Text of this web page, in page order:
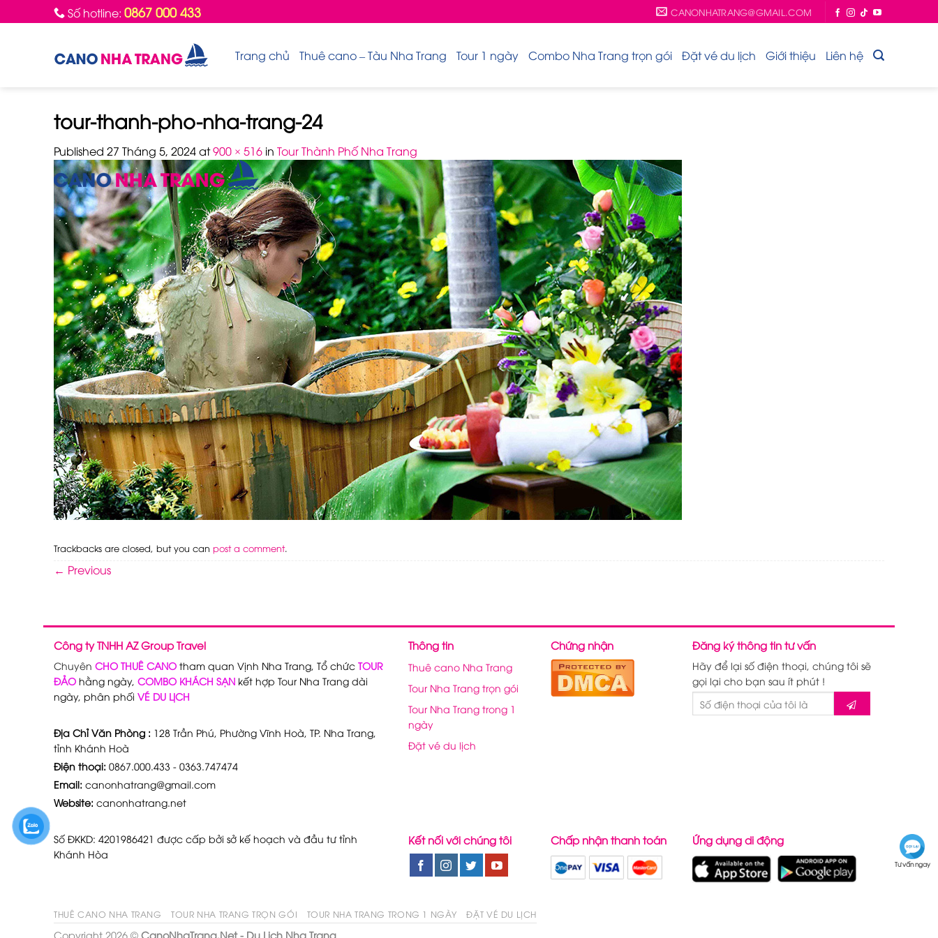
to
Số hotline: 0867 000 433 CANONHATRANG@GMAIL.COM
Trang chủ Thuê cano – Tàu Nha Trang Tour 1 ngày Combo Nha Trang trọn gói Đặt vé du lịch Giới thiệu Liên hệ
tour-thanh-pho-nha-trang-24
Published 27 Tháng 5, 2024at900 × 516 in Tour Thành Phố Nha Trang
Trackbacks are closed, but you can post a comment.
← Previous
Công ty TNHH AZ Group Travel
Chuyên CHO THUÊ CANO tham quan Vịnh Nha Trang, Tổ chức TOUR
ĐẢO hằng ngày, COMBO KHÁCH SẠN kết hợp Tour Nha Trang dài
ngày, phân phối VÉ DU LỊCH
Địa Chỉ Văn Phòng : 128 Trần Phú, Phường Vĩnh Hoà, TP. Nha Trang,
tỉnh Khánh Hoà
Điện thoại: 0867.000.433 - 0363.747474
Email: canonhatrang@gmail.com
Website: canonhatrang.net
Thông tin
Thuê cano Nha Trang
Tour Nha Trang trọn gói
Tour Nha Trang trong 1
ngày
Đặt vé du lịch
Chứng nhận Đăng ký thông tin tư vấn
Hãy để lại số điện thoại, chúng tôi sẽ
gọi lại cho bạn sau ít phút !
Số ĐKKD: 4201986421 được cấp bởi sở kế hoạch và đầu tư tỉnh
Khánh Hòa
Kết nối với chúng tôi Chấp nhận thanh toán Ứng dụng di động
THUÊ CANO NHA TRANG TOUR NHA TRANG TRỌN GÓI TOUR NHA TRANG TRONG 1 NGÀY ĐẶT VÉ DU LỊCH
Copyright 2026 © CanoNhaTrang.Net - Du Lịch Nha Trang
Tư vấn ngay